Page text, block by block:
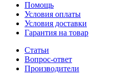
Помощь
Условия оплаты
Условия доставки
Гарантия на товар
Статьи
Вопрос-ответ
Производители